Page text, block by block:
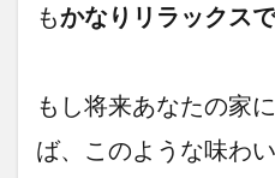
もかなりリラックスで
もし将来あなたの家
ば、このような味わ